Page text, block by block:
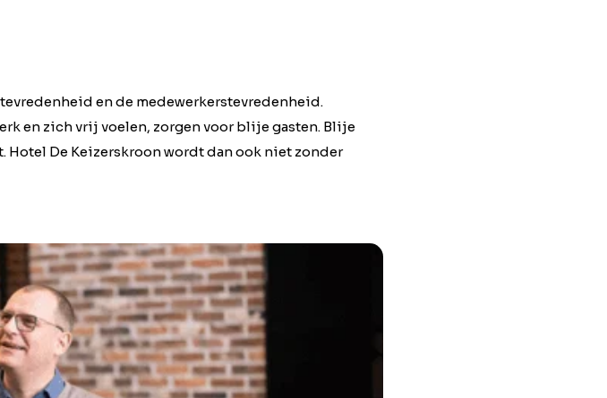
en de medewerkerstevredenheid.
en zich vrij voelen, zorgen voor blije gasten. Blije
Hotel De Keizerskroon wordt dan ook niet zonder